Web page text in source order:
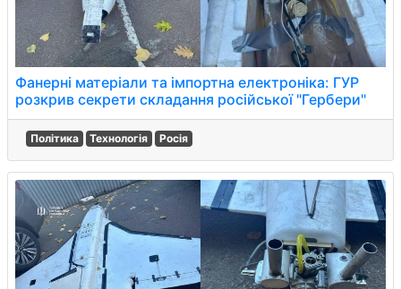
Фанерні матеріали та імпортна електроніка: ГУР
розкрив секрети складання російської "Гербери"
Політика Технологія Росія